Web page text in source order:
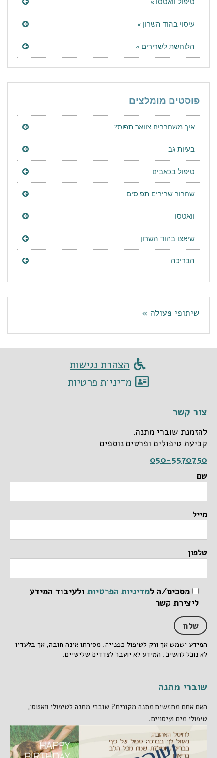
עיסוי בהוד השרון »
הלוחשת לשרירים »
פוסטים מומלצים
איך משחררים צוואר תפוס?
בעיות גב
טיפול בכאבים
שחרור שרירים תפוסים
וואטסו
שיאצו בהוד השרון
הבריכה
שיתופי פעולה »
הצהרת נגישות
מדיניות פרטיות
צור קשר
להזמנת שוברי מתנה,
קביעת טיפולים ופרטים נוספים
050-5570750
שם
מייל
טלפון
מסכים/ה למדיניות הפרטיות ולעיבוד המידע
ליצירת קשר
המידע ישמש אך ורק לטיפול בפנייה. מסירתו אינה חובה, אך בלעדיו
לא נוכל להשיב. המידע לא יועבר לצדדים שלישיים.
שוברי מתנה
האם אתם מחפשים מתנה מקורית? שוברי מתנה לטיפולי וואטסו,
טיפולי מים ועיסויים.